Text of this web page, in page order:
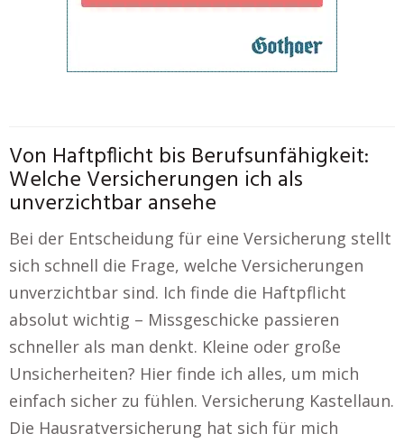
Von Haftpflicht bis Berufsunfähigkeit:
Welche Versicherungen ich als
unverzichtbar ansehe
Bei der Entscheidung für eine Versicherung stellt
sich schnell die Frage, welche Versicherungen
unverzichtbar sind. Ich finde die Haftpflicht
absolut wichtig – Missgeschicke passieren
schneller als man denkt. Kleine oder große
Unsicherheiten? Hier finde ich alles, um mich
einfach sicher zu fühlen. Versicherung Kastellaun.
Die Hausratversicherung hat sich für mich